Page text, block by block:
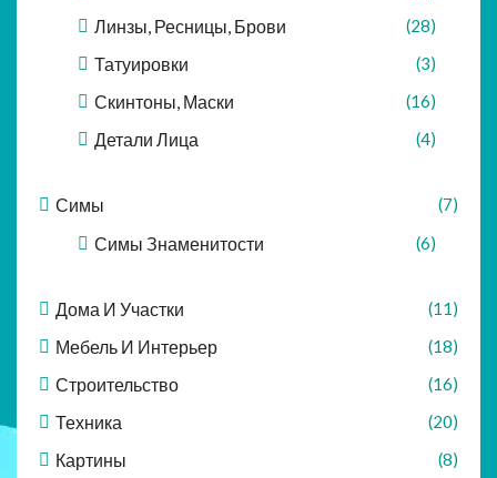
Линзы, Ресницы, Брови (28)
Татуировки (3)
Скинтоны, Маски (16)
Детали Лица (4)
Симы (7)
Симы Знаменитости (6)
Дома И Участки (11)
Мебель И Интерьер (18)
Строительство (16)
Техника (20)
Картины (8)